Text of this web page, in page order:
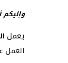
يعمل